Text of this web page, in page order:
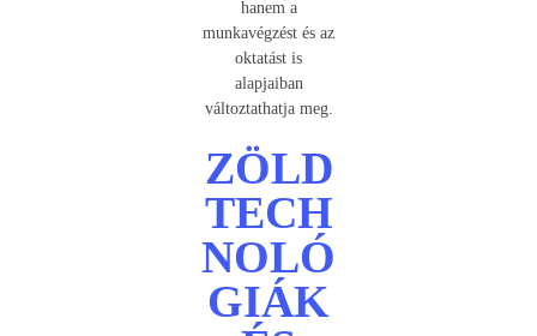
hanem a
munkavégzést és az
oktatást is
alapjaiban
változtathatja meg.
ZÖLD
TECH
NOLÓ
GIÁK